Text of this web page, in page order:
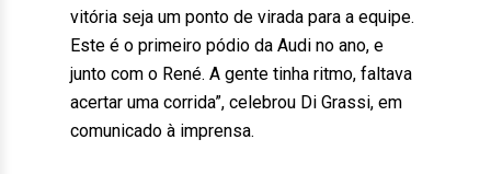
vitória seja um ponto de virada para a equipe.
Este é o primeiro pódio da Audi no ano, e
junto com o René. A gente tinha ritmo, faltava
acertar uma corrida”, celebrou Di Grassi, em
comunicado à imprensa.